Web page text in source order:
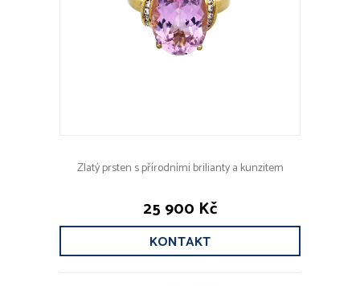
Zlatý prsten s přírodními brilianty a kunzitem
25 900 Kč
KONTAKT